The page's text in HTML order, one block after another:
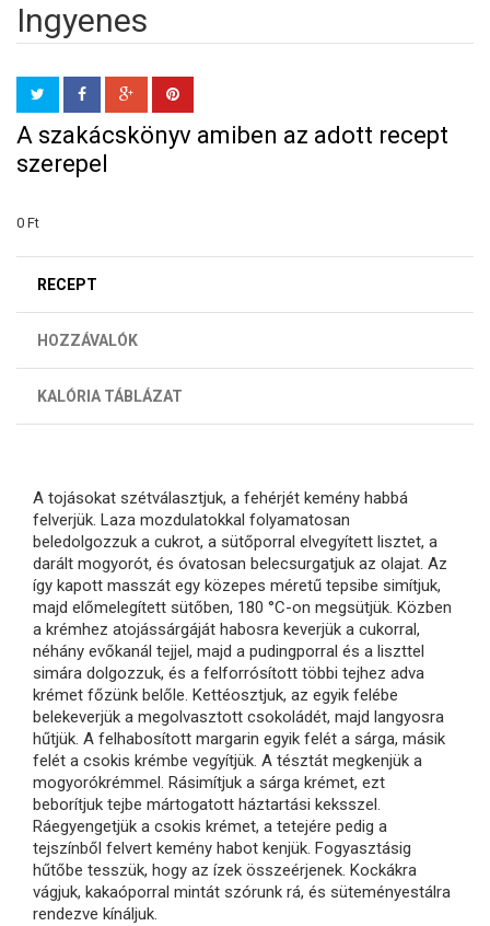
Ingyenes
A szakácskönyv amiben az adott recept
szerepel
0 Ft
RECEPT
HOZZÁVALÓK
KALÓRIA TÁBLÁZAT
A tojásokat szétválasztjuk, a fehérjét kemény habbá
felverjük. Laza mozdulatokkal folyamatosan
beledolgozzuk a cukrot, a sütőporral elvegyített lisztet, a
darált mogyorót, és óvatosan belecsurgatjuk az olajat. Az
így kapott masszát egy közepes méretű tepsibe simítjuk,
majd előmelegített sütőben, 180 °C-on megsütjük. Közben
a krémhez atojássárgáját habosra keverjük a cukorral,
néhány evőkanál tejjel, majd a pudingporral és a liszttel
simára dolgozzuk, és a felforrósított többi tejhez adva
krémet főzünk belőle. Kettéosztjuk, az egyik felébe
belekeverjük a megolvasztott csokoládét, majd langyosra
hűtjük. A felhabosított margarin egyik felét a sárga, másik
felét a csokis krémbe vegyítjük. A tésztát megkenjük a
mogyorókrémmel. Rásimítjuk a sárga krémet, ezt
beborítjuk tejbe mártogatott háztartási keksszel.
Ráegyengetjük a csokis krémet, a tetejére pedig a
tejszínből felvert kemény habot kenjük. Fogyasztásig
hűtőbe tesszük, hogy az ízek összeérjenek. Kockákra
vágjuk, kakaóporral mintát szórunk rá, és süteményestálra
rendezve kínáljuk.